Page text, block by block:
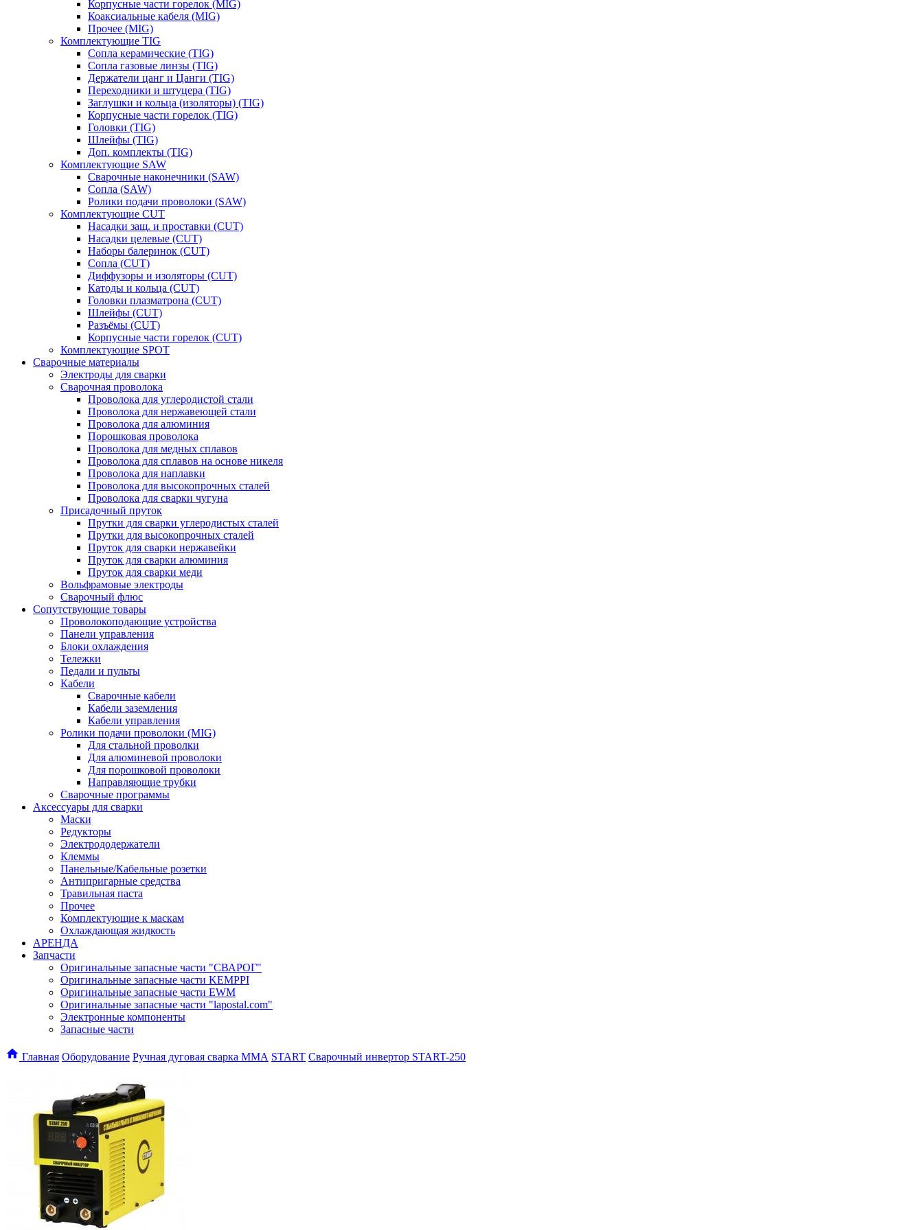
Корпусные части горелок (MIG)
Коаксиальные кабеля (MIG)
Прочее (MIG)
Комплектующие TIG
Сопла керамические (TIG)
Сопла газовые линзы (TIG)
Держатели цанг и Цанги (TIG)
Переходники и штуцера (TIG)
Заглушки и кольца (изоляторы) (TIG)
Корпусные части горелок (TIG)
Головки (TIG)
Шлейфы (TIG)
Доп. комплекты (TIG)
Комплектующие SAW
Сварочные наконечники (SAW)
Сопла (SAW)
Ролики подачи проволоки (SAW)
Комплектующие CUT
Насадки защ. и проставки (CUT)
Насадки целевые (CUT)
Наборы балеринок (CUT)
Сопла (CUT)
Диффузоры и изоляторы (CUT)
Катоды и кольца (CUT)
Головки плазматрона (CUT)
Шлейфы (CUT)
Разъёмы (CUT)
Корпусные части горелок (CUT)
Комплектующие SPOT
Сварочные материалы
Электроды для сварки
Сварочная проволока
Проволока для углеродистой стали
Проволока для нержавеющей стали
Проволока для алюминия
Порошковая проволока
Проволока для медных сплавов
Проволока для сплавов на основе никеля
Проволока для наплавки
Проволока для высокопрочных сталей
Проволока для сварки чугуна
Присадочный пруток
Прутки для сварки углеродистых сталей
Прутки для высокопрочных сталей
Пруток для сварки нержавейки
Пруток для сварки алюминия
Пруток для сварки меди
Вольфрамовые электроды
Сварочный флюс
Сопутствующие товары
Проволокоподающие устройства
Панели управления
Блоки охлаждения
Тележки
Педали и пульты
Кабели
Сварочные кабели
Кабели заземления
Кабели управления
Ролики подачи проволоки (MIG)
Для стальной проволки
Для алюминевой проволоки
Для порошковой проволоки
Направляющие трубки
Сварочные программы
Аксессуары для сварки
Маски
Редукторы
Электрододержатели
Клеммы
Панельные/Кабельные розетки
Антипригарные средства
Травильная паста
Прочее
Комплектующие к маскам
Охлаждающая жидкость
АРЕНДА
Запчасти
Оригинальные запасные части "СВАРОГ"
Оригинальные запасные части KEMPPI
Оригинальные запасные части EWM
Оригинальные запасные части "lapostal.com"
Электронные компоненты
Запасные части
Главная Оборудование Ручная дуговая сварка ММА START Сварочный инвертор START-250